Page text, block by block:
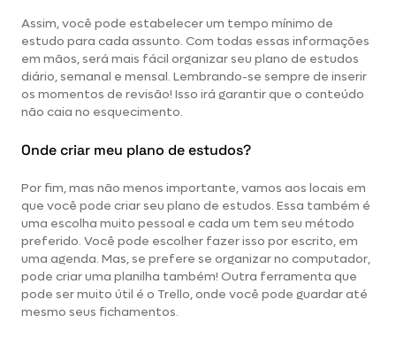
Assim, você pode estabelecer um tempo mínimo de
estudo para cada assunto. Com todas essas informações
em mãos, será mais fácil organizar seu plano de estudos
diário, semanal e mensal. Lembrando-se sempre de inserir
os momentos de revisão! Isso irá garantir que o conteúdo
não caia no esquecimento.
Onde criar meu plano de estudos?
Por fim, mas não menos importante, vamos aos locais em
que você pode criar seu plano de estudos. Essa também é
uma escolha muito pessoal e cada um tem seu método
preferido. Você pode escolher fazer isso por escrito, em
uma agenda. Mas, se prefere se organizar no computador,
pode criar uma planilha também! Outra ferramenta que
pode ser muito útil é o Trello, onde você pode guardar até
mesmo seus fichamentos.